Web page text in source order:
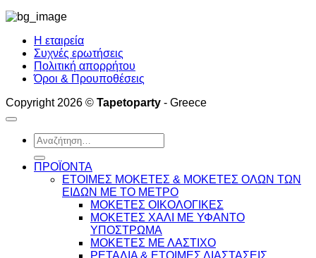
Η εταιρεία
Συχνές ερωτήσεις
Πολιτική απορρήτου
Όροι & Προυποθέσεις
Copyright 2026 © Tapetoparty - Greece
Αναζήτηση
για:
ΠΡΟΪΟΝΤΑ
ΕΤΟΙΜΕΣ ΜΟΚΕΤΕΣ & ΜΟΚΕΤΕΣ ΟΛΩΝ ΤΩΝ
ΕΙΔΩΝ ME TO ΜΕΤΡΟ
ΜΟΚΕΤΕΣ ΟΙΚΟΛΟΓΙΚΕΣ
ΜΟΚΕΤΕΣ ΧΑΛΙ ΜΕ ΥΦΑΝΤΟ
ΥΠΟΣΤΡΩΜΑ
ΜΟΚΕΤΕΣ ΜΕ ΛΑΣΤΙΧΟ
ΡΕΤΑΛΙΑ & ΕΤΟΙΜΕΣ ΔΙΑΣΤΑΣΕΙΣ